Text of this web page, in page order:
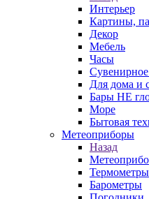
Интерьер
Картины,
Декор
Мебель
Часы
Для дома и
Бары НЕ
Море
Бытовая
Метеоприборы
Назад
Термометры
Барометры